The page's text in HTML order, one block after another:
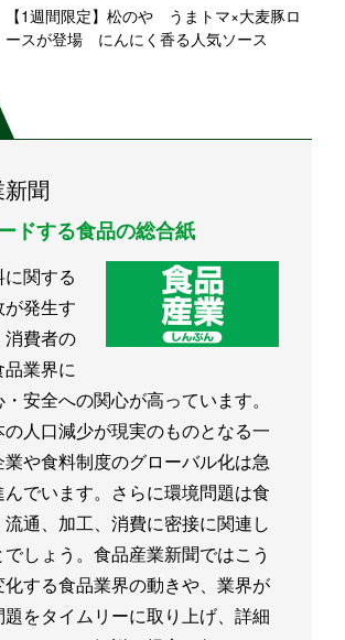
【1週間限定】松のや うまトマ×大麦豚ロ
ースが登場 にんにく香る人気ソース
聞
ドする食品の総合紙
関する
発生す
消費者の
業界に
安全への関心が高っています。
の人口減少が現実のものとなる一
や食料制度のグローバル化は急
んでいます。さらに環境問題は食
通、加工、消費に密接に関連し
しょう。食品産業新聞ではこう
化する食品業界の動きや、業界が
をタイムリーに取り上げ、詳細